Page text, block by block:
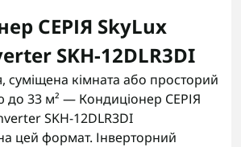
СЕРІЯ SkyLux
SKH-12DLR3DI
суміщена кімната або просторий
до 33 м² — Кондиціонер СЕРІЯ
SKH-12DLR3DI
цей формат. Інверторний